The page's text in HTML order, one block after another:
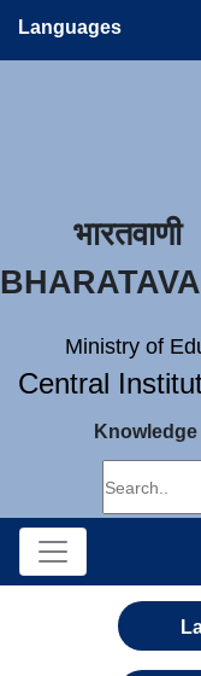
Languages
भारतवाणी
Ministry of
Central